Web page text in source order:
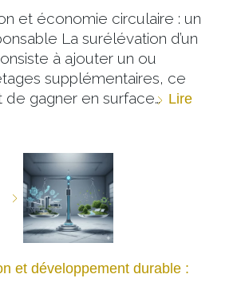
et économie circulaire : un
La surélévation d’un
à ajouter un ou
supplémentaires, ce
de gagner en surface… Lire
et développement durable :